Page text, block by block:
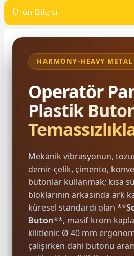
- UPS
Şalterleri
Yol Vericiler
Ürün Bilgisi
HARMONY-HEAVY
Operatör
Plastik
Mekanik vibrasyonun,
demir-çelik, çimento,
butonlar kullanmak; kısa
bloklarının arkasında ark
küresel standardı olan **
Buton**, masif krom
kilitlenir. Ø 40 mm
çalışırken dahi butonu